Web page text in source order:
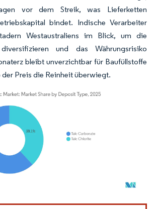
vor dem Streik, was Lieferketten
bindet. Indische Verarbeiter
Westaustraliens im Blick, um die
und das Währungsrisiko
bleibt unverzichtbar für Baufüllstoffe
Preis die Reinheit überwiegt.
Wiederverwendung erfordert Namensnennung gemäß